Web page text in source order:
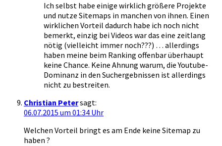
Ich selbst habe einige wirklich größere Projekte
und nutze Sitemaps in manchen von ihnen. Einen
wirklichen Vorteil dadurch habe ich noch nicht
bemerkt, einzig bei Videos war das eine zeitlang
nötig (vielleicht immer noch???) … allerdings
haben meine beim Ranking offenbar überhaupt
keine Chance. Keine Ahnung warum, die Youtube-
Dominanz in den Suchergebnissen ist allerdings
nicht zu bestreiten.
Christian Petersagt:
06.07.2015 um 01:34 Uhr
Welchen Vorteil bringt es am Ende keine Sitemap zu
haben ?